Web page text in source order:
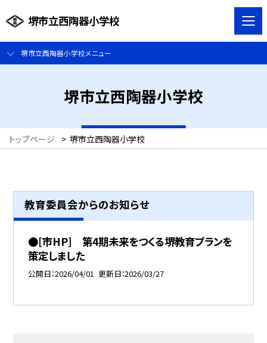
堺市立西陶器小学校
堺市立西陶器小学校メニュー
堺市立西陶器小学校
トップページ > 堺市立西陶器小学校
教育委員会からのお知らせ
●[市HP] 第4期未来をつくる堺教育プランを
策定しました
公開日 2026/04/01 更新日 2026/03/27